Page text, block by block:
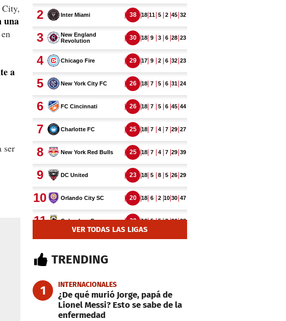
una
a
ser
VER TODAS LAS LIGAS
TRENDING
1 INTERNACIONALES
¿De qué murió Jorge, papá de
Lionel Messi? Esto se sabe de la
enfermedad